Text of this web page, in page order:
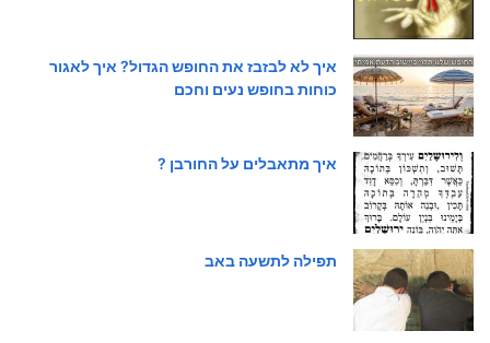
איך לא לבזבז את החופש הגדול? איך לאגור
כוחות בחופש נעים וחכם
איך מתאבלים על החורבן ?
תפילה לתשעה באב